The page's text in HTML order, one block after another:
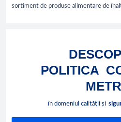
sortiment de produse alimentare de
POLITICA
în domeniul calității și